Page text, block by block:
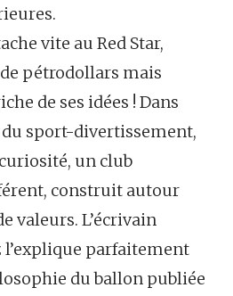
vite au Red Star,
pétrodollars mais
de ses idées ! Dans
du sport-divertissement,
un club
construit autour
valeurs. L’écrivain
l’explique parfaitement
du ballon publiée